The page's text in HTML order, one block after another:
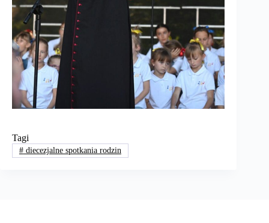
Tagi
#diecezjalne spotkania rodzin